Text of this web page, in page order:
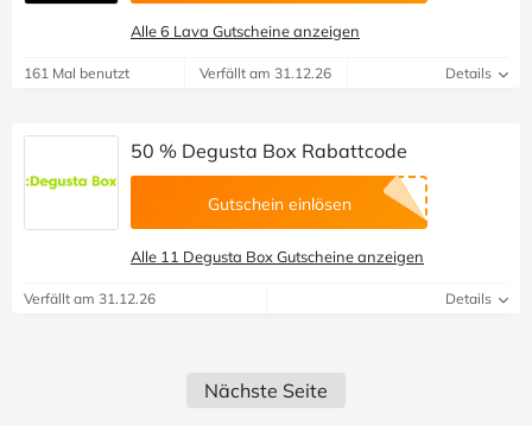
Alle 6 Lava Gutscheine anzeigen
161 Mal benutzt Verfällt am 31.12.26 Details
50 % Degusta Box Rabattcode
Gutschein einlösen
Alle 11 Degusta Box Gutscheine anzeigen
Verfällt am 31.12.26 Details
Nächste Seite